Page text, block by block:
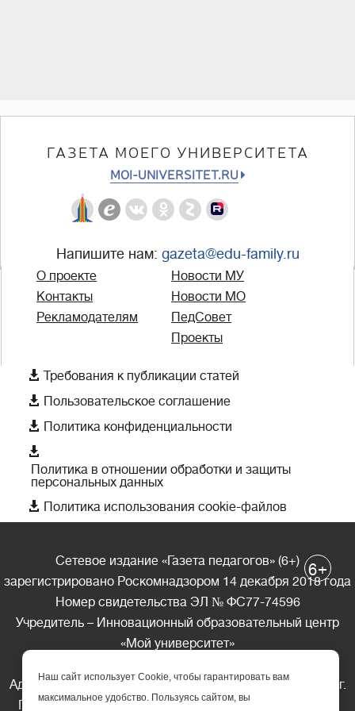
ГАЗЕТА МОЕГО УНИВЕРСИТЕТА
MOI-UNIVERSITET.RU
Напишите нам: gazeta@edu-family.ru
О проекте
Контакты
Рекламодателям
Новости МУ
Новости МО
ПедСовет
Проекты
 Требования к публикации статей
 Пользовательское соглашение
 Политика конфиденциальности

Политика в отношении обработки и защиты
персональных данных
 Политика использования cookie-файлов
Сетевое издание «Газета педагогов» (6+)
зарегистрировано Роскомнадзором 14 декабря 2018 года
Номер свидетельства ЭЛ № ФС77-74596
Учредитель – Инновационный образовательный центр
«Мой университет»
Адрес редакции: 185035 Россия, Республика Карелия, г.
Петрозаводск, ул. Фридриха Энгельса д.10, офис 211
6+
Наш сайт использует Cookie, чтобы гарантировать вам
максимальное удобство. Пользуясь сайтом, вы